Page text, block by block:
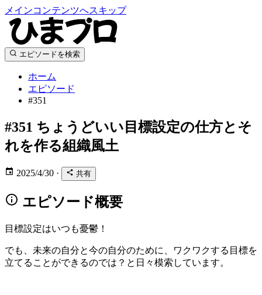
メインコンテンツへスキップ
エピソードを検索
ホーム
エピソード
#351
#351 ちょうどいい目標設定の仕方とそ
れを作る組織風土
2025/4/30 · 共有
エピソード概要
目標設定はいつも憂鬱！
でも、未来の自分と今の自分のために、ワクワクする目標を
立てることができるのでは？と日々模索しています。